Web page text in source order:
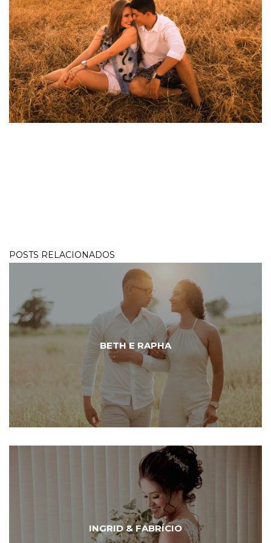
POSTS RELACIONADOS
BETH E RAPHA
INGRID & FABRÍCIO